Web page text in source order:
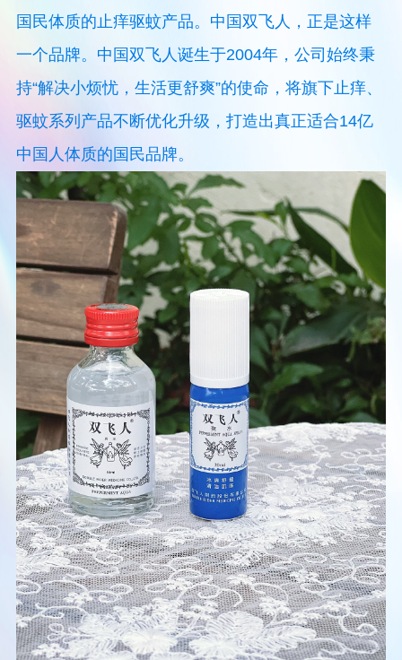
国民体质的止痒驱蚊产品。中国双飞人，正是这样
一个品牌。中国双飞人诞生于2004年，公司始终秉
持“解决小烦忧，生活更舒爽”的使命，将旗下止痒、
驱蚊系列产品不断优化升级，打造出真正适合14亿
中国人体质的国民品牌。